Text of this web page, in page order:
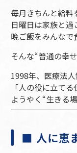
毎月きちんと給料
日曜日は家族と過
晩ご飯をみんなで
そんな“普通の幸
1998年、医療法人
「人の役に立て
ようやく“生きる
■ 人に恵